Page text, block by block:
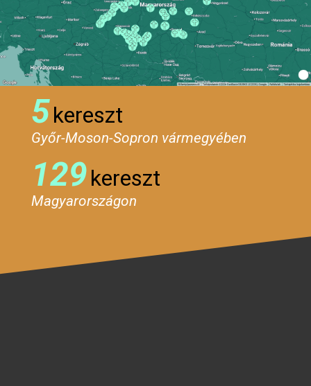
5kereszt
Győr-Moson-Sopron vármegyében
129kereszt
Magyarországon